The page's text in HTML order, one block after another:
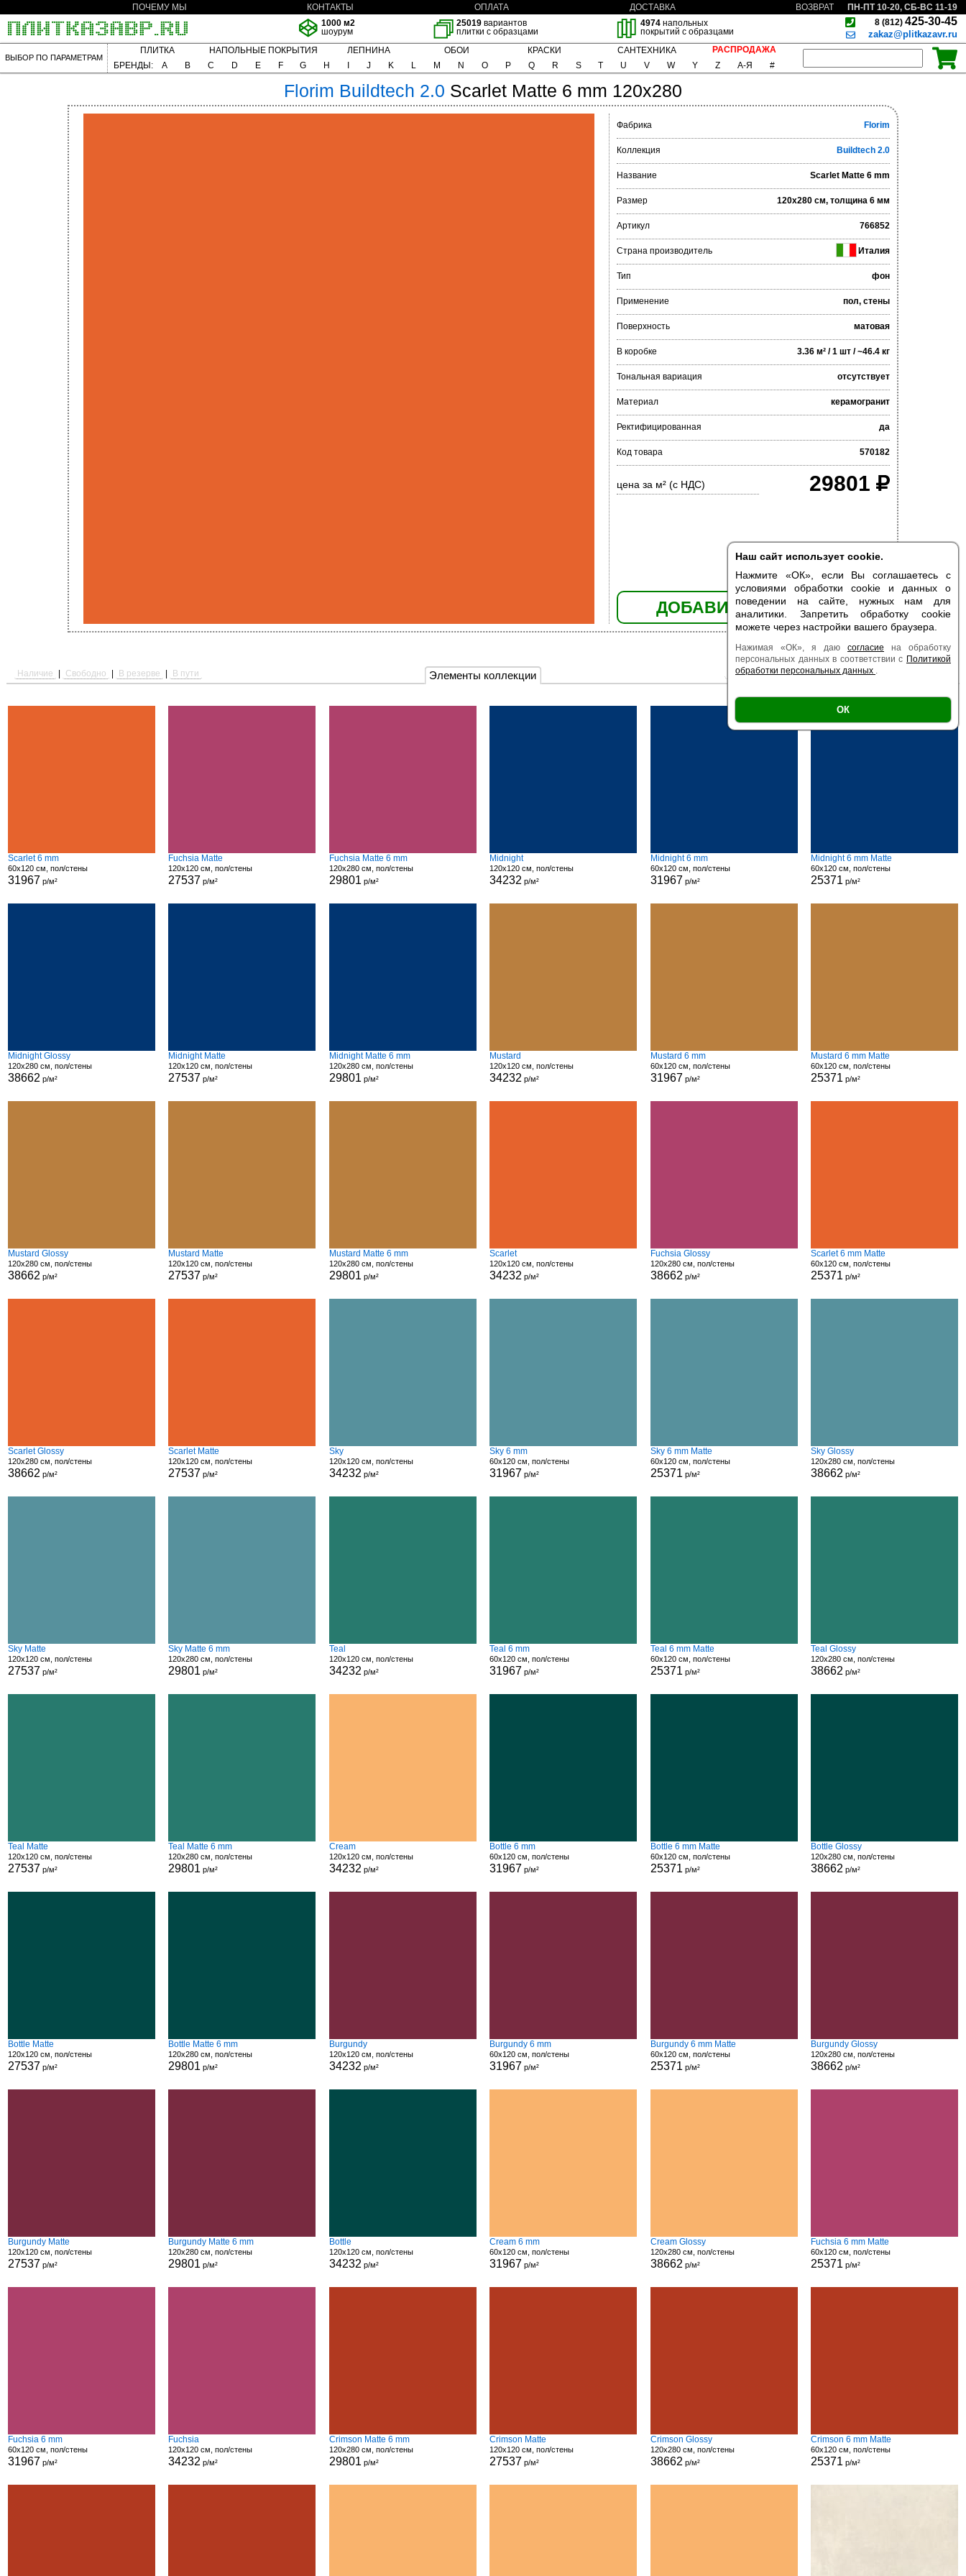
Наш сайт использует cookie.
Нажмите «ОК», если Вы соглашаетесь с
условиями обработки cookie и данных о
поведении на сайте, нужных нам для
аналитики. Запретить обработку cookie
можете через настройки вашего браузера.
Нажимая «ОК», я даю согласие на обработку
персональных данных в соответствии с Политикой
обработки персональных данных .
ОК
ПОЧЕМУ МЫ КОНТАКТЫ ОПЛАТА ДОСТАВКА ВОЗВРАТ
ПН-ПТ 10-20, СБ-ВС 11-19
1000 м2
шоурум
25019 вариантов
плитки с образцами
4974напольных
покрытий с образцами
8 (812) 425-30-45
zakaz@plitkazavr.ru
ВЫБОР ПО ПАРАМЕТРАМ
ПЛИТКА НАПОЛЬНЫЕ ПОКРЫТИЯ ЛЕПНИНА ОБОИ КРАСКИ САНТЕХНИКА
РАСПРОДАЖА
БРЕНДЫ:
A B C D E F G H J K L M N O P Q R S T U V W Y Z А-Я #
Florim Buildtech 2.0 Scarlet Matte 6 mm 120x280
Фабрика Florim
Коллекция Buildtech 2.0
Название Scarlet Matte 6 mm
Размер 120x280 см, толщина 6 мм
Артикул 766852
Страна производитель Италия
Тип фон
Применение пол, стены
Поверхность матовая
В коробке 3.36 м² / 1 шт / ~46.4 кг
Тональная вариация отсутствует
Материал керамогранит
Ректифицированная да
Код товара 570182
цена за м² (с НДС) 29801
ДОБАВИТЬ В КОРЗИНУ
Элементы коллекции
Наличие Свободно В резерве В пути Есть образец | Поверхность |
Scarlet 6 mm
60x120 см, пол/стены
31967 р/м²
Fuchsia Matte
120x120 см, пол/стены
27537 р/м²
Fuchsia Matte 6 mm
120x280 см, пол/стены
29801 р/м²
Midnight
120x120 см, пол/стены
34232 р/м²
Midnight 6 mm
60x120 см, пол/стены
31967 р/м²
Midnight 6 mm Matte
60x120 см, пол/стены
25371 р/м²
Midnight Glossy
120x280 см, пол/стены
38662 р/м²
Midnight Matte
120x120 см, пол/стены
27537 р/м²
Midnight Matte 6 mm
120x280 см, пол/стены
29801 р/м²
Mustard
120x120 см, пол/стены
34232 р/м²
Mustard 6 mm
60x120 см, пол/стены
31967 р/м²
Mustard 6 mm Matte
60x120 см, пол/стены
25371 р/м²
Mustard Glossy
120x280 см, пол/стены
38662 р/м²
Mustard Matte
120x120 см, пол/стены
27537 р/м²
Mustard Matte 6 mm
120x280 см, пол/стены
29801 р/м²
Scarlet
120x120 см, пол/стены
34232 р/м²
Fuchsia Glossy
120x280 см, пол/стены
38662 р/м²
Scarlet 6 mm Matte
60x120 см, пол/стены
25371 р/м²
Scarlet Glossy
120x280 см, пол/стены
38662 р/м²
Scarlet Matte
120x120 см, пол/стены
27537 р/м²
Sky
120x120 см, пол/стены
34232 р/м²
Sky 6 mm
60x120 см, пол/стены
31967 р/м²
Sky 6 mm Matte
60x120 см, пол/стены
25371 р/м²
Sky Glossy
120x280 см, пол/стены
38662 р/м²
Sky Matte
120x120 см, пол/стены
27537 р/м²
Sky Matte 6 mm
120x280 см, пол/стены
29801 р/м²
Teal
120x120 см, пол/стены
34232 р/м²
Teal 6 mm
60x120 см, пол/стены
31967 р/м²
Teal 6 mm Matte
60x120 см, пол/стены
25371 р/м²
Teal Glossy
120x280 см, пол/стены
38662 р/м²
Teal Matte
120x120 см, пол/стены
27537 р/м²
Teal Matte 6 mm
120x280 см, пол/стены
29801 р/м²
Cream
120x120 см, пол/стены
34232 р/м²
Bottle 6 mm
60x120 см, пол/стены
31967 р/м²
Bottle 6 mm Matte
60x120 см, пол/стены
25371 р/м²
Bottle Glossy
120x280 см, пол/стены
38662 р/м²
Bottle Matte
120x120 см, пол/стены
27537 р/м²
Bottle Matte 6 mm
120x280 см, пол/стены
29801 р/м²
Burgundy
120x120 см, пол/стены
34232 р/м²
Burgundy 6 mm
60x120 см, пол/стены
31967 р/м²
Burgundy 6 mm Matte
60x120 см, пол/стены
25371 р/м²
Burgundy Glossy
120x280 см, пол/стены
38662 р/м²
Burgundy Matte
120x120 см, пол/стены
27537 р/м²
Burgundy Matte 6 mm
120x280 см, пол/стены
29801 р/м²
Bottle
120x120 см, пол/стены
34232 р/м²
Cream 6 mm
60x120 см, пол/стены
31967 р/м²
Cream Glossy
120x280 см, пол/стены
38662 р/м²
Fuchsia 6 mm Matte
60x120 см, пол/стены
25371 р/м²
Fuchsia 6 mm
60x120 см, пол/стены
31967 р/м²
Fuchsia
120x120 см, пол/стены
34232 р/м²
Crimson Matte 6 mm
120x280 см, пол/стены
29801 р/м²
Crimson Matte
120x120 см, пол/стены
27537 р/м²
Crimson Glossy
120x280 см, пол/стены
38662 р/м²
Crimson 6 mm Matte
60x120 см, пол/стены
25371 р/м²